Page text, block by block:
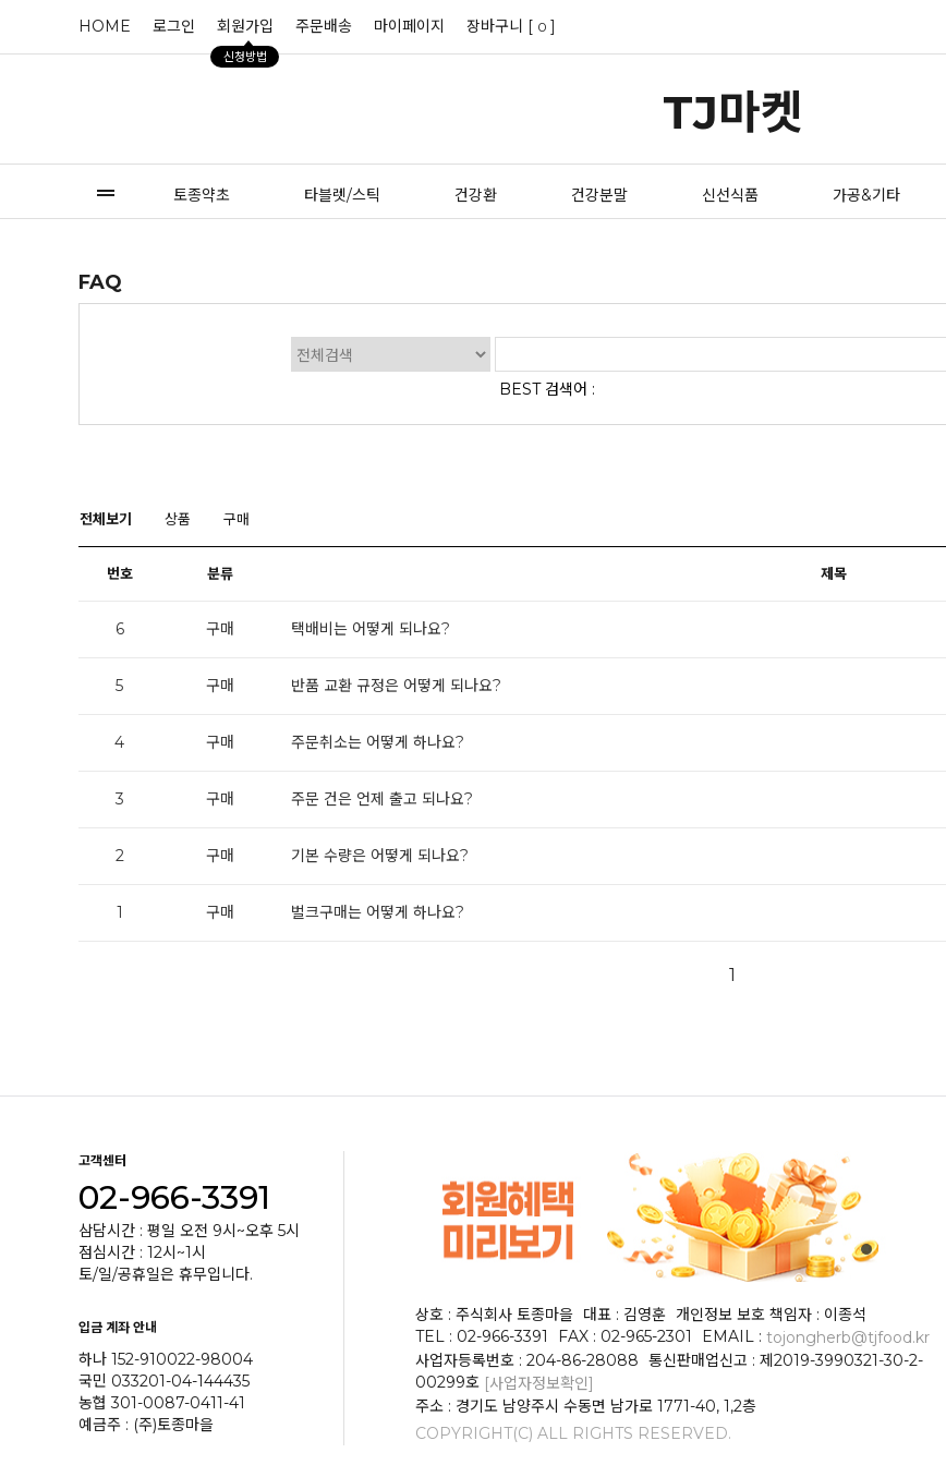
HOME 로그인 회원가입
신청방법
주문배송 마이페이지 장바구니 [ 0 ]
TJ마켓
토종약초 타블렛/스틱 건강환 건강분말 신선식품 가공&기타
FAQ
BEST 검색어 :
전체보기 상품 구매
번호 분류 제목
6 구매 택배비는 어떻게 되나요?
5 구매 반품 교환 규정은 어떻게 되나요?
4 구매 주문취소는 어떻게 하나요?
3 구매 주문 건은 언제 출고 되나요?
2 구매 기본 수량은 어떻게 되나요?
1 구매 벌크구매는 어떻게 하나요?
1
고객센터
02-966-3391
삼담시간 : 평일 오전 9시~오후 5시
점심시간 : 12시~1시
토/일/공휴일은 휴무입니다.
입금 계좌 안내
하나 152-910022-98004
국민 033201-04-144435
농협 301-0087-0411-41
예금주 : (주)토종마을
상호 : 주식회사 토종마을 대표 : 김영훈 개인정보 보호 책임자 : 이종석
TEL : 02-966-3391
FAX : 02-965-2301 EMAIL : tojongherb@tjfood.kr
사업자등록번호 : 204-86-28088 통신판매업신고 : 제2019-3990321-30-2-
00299호 [사업자정보확인]
주소 : 경기도 남양주시 수동면 남가로 1771-40, 1,2층
COPYRIGHT(C) ALL RIGHTS RESERVED.